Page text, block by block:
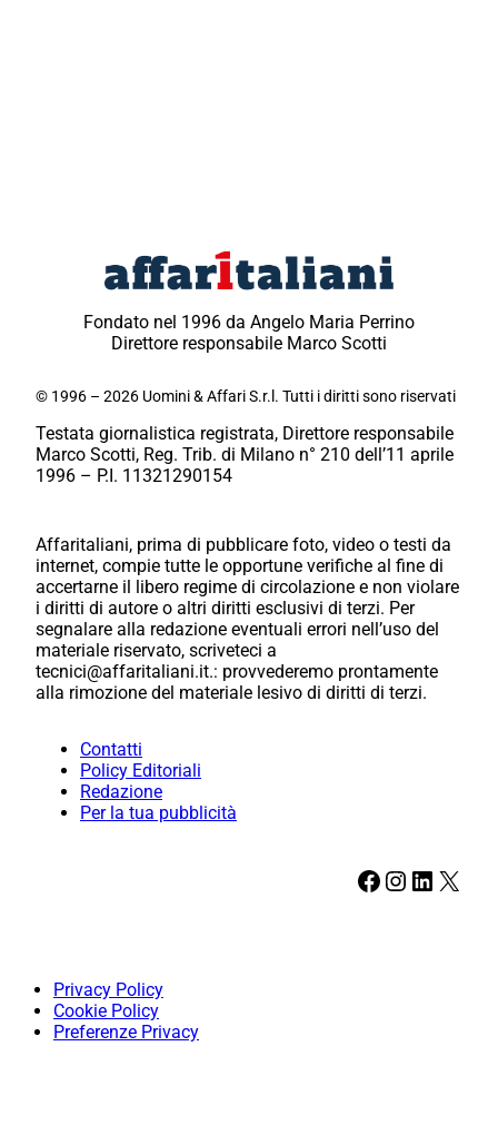
Fondato nel 1996 da Angelo Maria Perrino
Direttore responsabile Marco Scotti
© 1996 – 2026 Uomini & Affari S.r.l. Tutti i diritti sono riservati
Testata giornalistica registrata, Direttore responsabile
Marco Scotti, Reg. Trib. di Milano n° 210 dell’11 aprile
1996 – P.I. 11321290154
Affaritaliani, prima di pubblicare foto, video o testi da
internet, compie tutte le opportune verifiche al fine di
accertarne il libero regime di circolazione e non violare
i diritti di autore o altri diritti esclusivi di terzi. Per
segnalare alla redazione eventuali errori nell’uso del
materiale riservato, scriveteci a
tecnici@affaritaliani.it.: provvederemo prontamente
alla rimozione del materiale lesivo di diritti di terzi.
Contatti
Policy Editoriali
Redazione
Per la tua pubblicità
Facebook Instagram LinkedIn X
Privacy Policy
Cookie Policy
Preferenze Privacy